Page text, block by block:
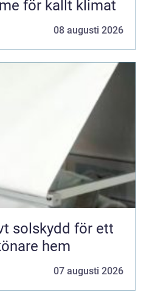
för kallt klimat
08 augusti 2026
hem
07 augusti 2026